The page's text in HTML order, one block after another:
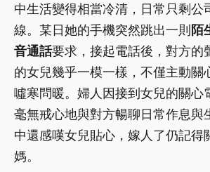
中生活變得相當冷清，日常只剩公
線。某日她的手機突然跳出一則 陌
音通話要求，接起電話後，對方的
的女兒幾乎一模一樣，不僅主動關
噓寒問暖。婦人因接到女兒的關心
毫無戒心地與對方暢聊日常作息與
中還感嘆女兒貼心，嫁人了仍記得
媽。